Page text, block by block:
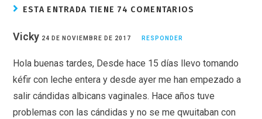
ESTA ENTRADA TIENE 74 COMENTARIOS
Vicky 24 DE NOVIEMBRE DE 2017 RESPONDER
Hola buenas tardes, Desde hace 15 días llevo tomando
kéfir con leche entera y desde ayer me han empezado a
salir cándidas albicans vaginales. Hace años tuve
problemas con las cándidas y no se me qwuitaban con